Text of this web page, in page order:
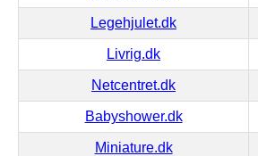
Legehjulet.dk
Livrig.dk
Netcentret.dk
Babyshower.dk
Miniature.dk